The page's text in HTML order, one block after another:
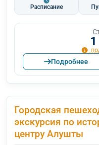
Расписание
Подробнее
Городская
экскурсия по
центру Алушты